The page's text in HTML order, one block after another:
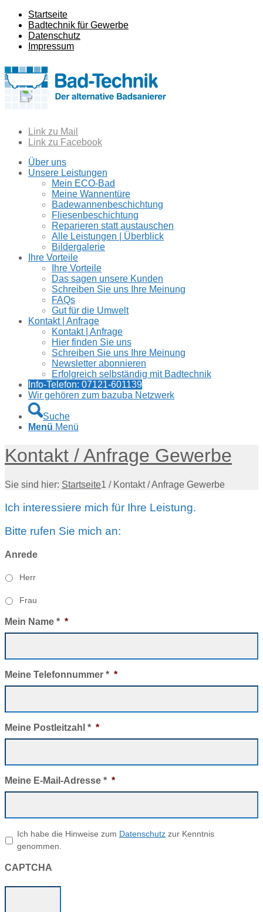
Startseite
Badtechnik für Gewerbe
Datenschutz
Impressum
Link zu Mail
Link zu Facebook
Über uns
Unsere Leistungen
Mein ECO-Bad
Meine Wannentüre
Badewannenbeschichtung
Fliesenbeschichtung
Reparieren statt austauschen
Alle Leistungen | Überblick
Bildergalerie
Ihre Vorteile
Ihre Vorteile
Das sagen unsere Kunden
Schreiben Sie uns Ihre Meinung
FAQs
Gut für die Umwelt
Kontakt | Anfrage
Kontakt | Anfrage
Hier finden Sie uns
Schreiben Sie uns Ihre Meinung
Newsletter abonnieren
Erfolgreich selbständig mit Badtechnik
Info-Telefon: 07121-601139
Wir gehören zum bazuba Netzwerk
Suche
Menü Menü
Kontakt / Anfrage Gewerbe
Sie sind hier: Startseite1 / Kontakt / Anfrage Gewerbe
Ich interessiere mich für Ihre Leistung.
Bitte rufen Sie mich an:
Anrede
Herr
Frau
Mein Name * *
Meine Telefonnummer * *
Meine Postleitzahl * *
Meine E-Mail-Adresse * *
Ich habe die Hinweise zum Datenschutz zur Kenntnis
genommen.
CAPTCHA